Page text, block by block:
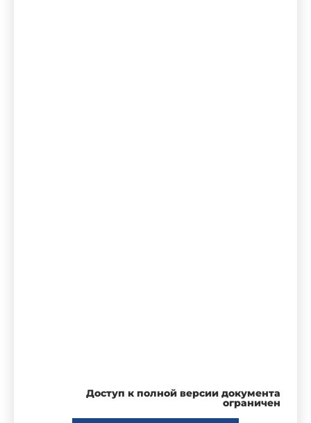
Доступ к полной версии документа
ограничен